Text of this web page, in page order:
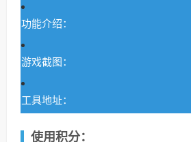
功能介绍：
游戏截图：
工具地址：
使用积分：